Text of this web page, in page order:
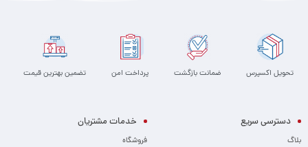
تحویل اکسپرس ضمانت بازگشت پرداخت امن تضمین بهترین قیمت
دسترسی سریع
بلاگ
خدمات مشتریان
فروشگاه